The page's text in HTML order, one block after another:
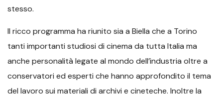
stesso.
Il ricco programma ha riunito sia a Biella che a Torino
tanti importanti studiosi di cinema da tutta Italia ma
anche personalità legate al mondo dell’industria oltre a
conservatori ed esperti che hanno approfondito il tema
del lavoro sui materiali di archivi e cineteche. Inoltre la